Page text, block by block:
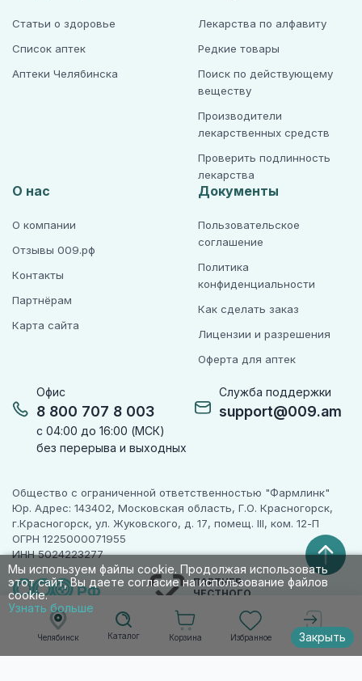
Челябинск Каталог Корзина Избранное Войти
Мы используем файлы cookie. Продолжая использовать
этот сайт, Вы даете согласие на использование файлов
cookie.
Узнать больше
Закрыть
Офис
8 800 707 8 003
с 04:00 до 16:00 (МСК)
без перерыва и выходных
Служба поддержки
support@009.am
Статьи о здоровье
Список аптек
Аптеки Челябинска
Лекарства по алфавиту
Редкие товары
Поиск по действующему
веществу
Производители
лекарственных средств
Проверить подлинность
лекарства
О нас
О компании
Отзывы 009.рф
Контакты
Партнёрам
Карта сайта
Документы
Пользовательское
соглашение
Политика
конфиденциальности
Как сделать заказ
Лицензии и разрешения
Оферта для аптек
Общество с ограниченной ответственностью "Фармлинк"
Юр. Адрес: 143402, Московская область, Г.О. Красногорск,
г.Красногорск, ул. Жуковского, д. 17, помещ. III, ком. 12-П
ОГРН 1225000071955
ИНН 5024223277
ПАРТНЕР
ЧЕСТНОГО